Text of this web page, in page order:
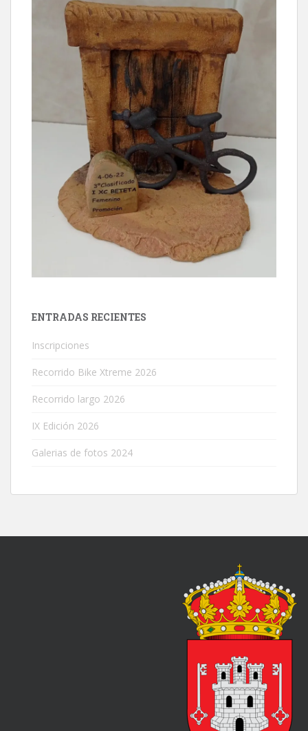
ENTRADAS RECIENTES
Inscripciones
Recorrido Bike Xtreme 2026
Recorrido largo 2026
IX Edición 2026
Galerias de fotos 2024